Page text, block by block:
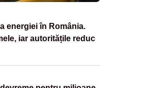
energiei în România.
iar autoritățile reduc